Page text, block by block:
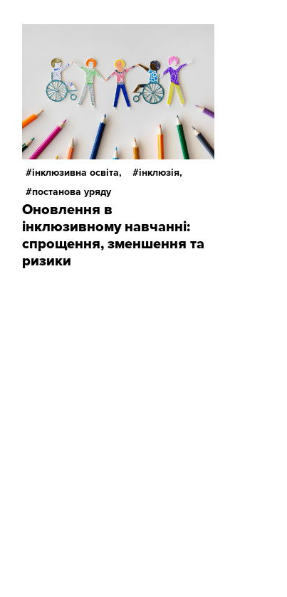
інклюзивна освіта,
інклюзія,
постанова уряду
Оновлення в
інклюзивному навчанні:
спрощення, зменшення та
ризики